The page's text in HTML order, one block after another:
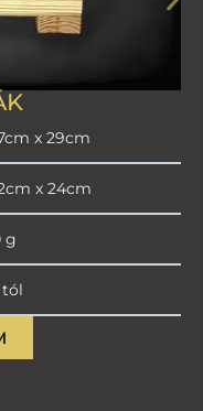
x 29cm
x 24cm
g
tól